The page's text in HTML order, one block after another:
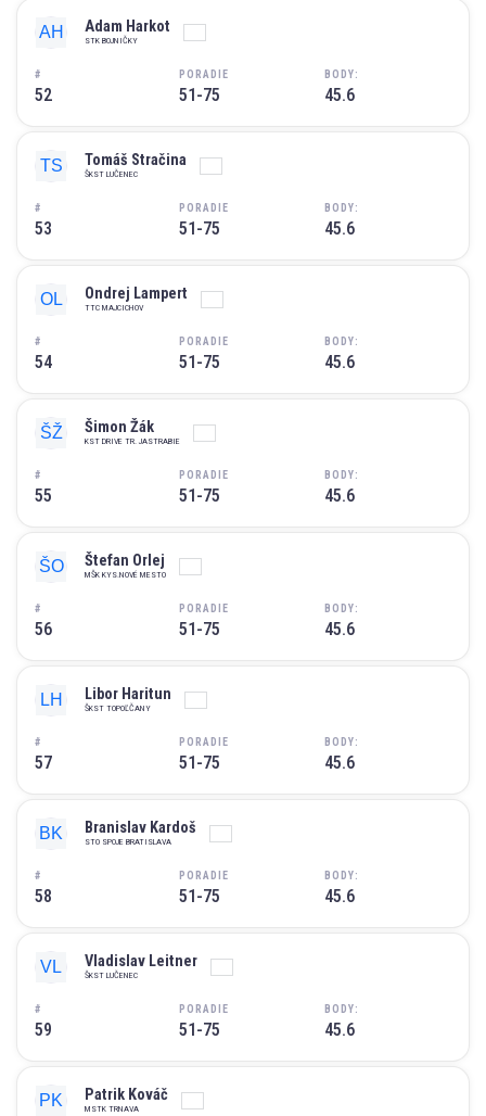
#
52
Adam Harkot
STK BOJNIČKY
PORADIE
51-75
BODY:
45.6
#
53
Tomáš Stračina
ŠKST LUČENEC
PORADIE
51-75
BODY:
45.6
#
54
Ondrej Lampert
TTC MAJCICHOV
PORADIE
51-75
BODY:
45.6
#
55
Šimon Žák
KST DRIVE TR. JASTRABIE
PORADIE
51-75
BODY:
45.6
#
56
Štefan Orlej
MŠK KYS.NOVÉ MESTO
PORADIE
51-75
BODY:
45.6
#
57
Libor Haritun
ŠKST TOPOĽČANY
PORADIE
51-75
BODY:
45.6
#
58
Branislav Kardoš
STO SPOJE BRATISLAVA
PORADIE
51-75
BODY:
45.6
#
59
Vladislav Leitner
ŠKST LUČENEC
PORADIE
51-75
BODY:
45.6
Patrik Kováč
MSTK TRNAVA